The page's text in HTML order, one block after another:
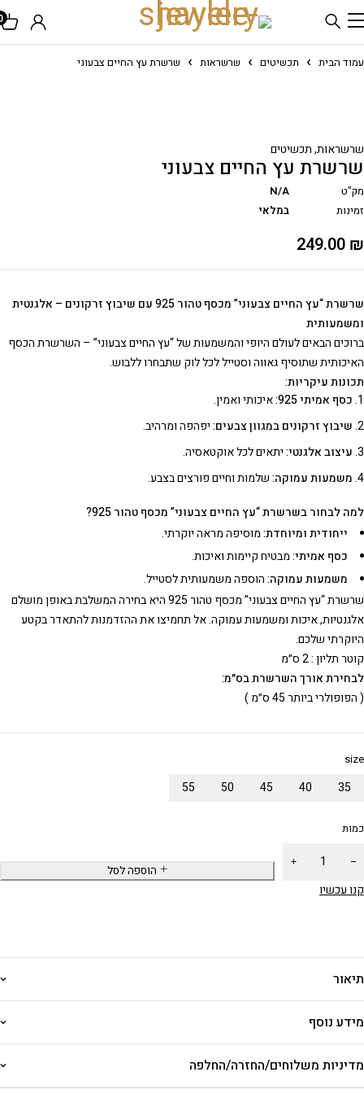
עמוד הבית תכשיטים שרשראות שרשרת עץ החיים צבעוני
שרשראות,תכשיטים
שרשרת עץ החיים צבעוני
מק"ט
N/A
זמינות
במלאי
249.00 ₪
שרשרת “עץ החיים צבעוני” מכסף טהור 925 עם שיבוץ זרקונים – אלגנטית
ומשמעותית
ברוכים הבאים לעולם היופי והמשמעות של “עץ החיים צבעוני” – השרשרת הכסף
האיכותית שתוסיף גאווה וסטייל לכל לוק שתבחרו ללבוש.
תכונות עיקריות:
כסף אמיתי 925:
איכותי ואמין.
שיבוץ זרקונים במגוון צבעים:יפהפה ומרהיב.
עיצוב אלגנטי:יתאים לכל אוקטאסיה.
משמעות עמוקה:שלמות וחיים פורצים בצבע.
למה לבחור בשרשרת “עץ החיים צבעוני” מכסף טהור 925?
ייחודית ומיוחדת:מוסיפה מראה יוקרתי.
כסף אמיתי:מבטיח קיימות ואיכות.
משמעות עמוקה:הוספה משמעותית לסטייל.
שרשרת “עץ החיים צבעוני” מכסף טהור 925 היא בחירה המשלבת באופן מושלם
אלגנטיות, איכות ומשמעות עמוקה. אל תחמיצו את ההזדמנות להתאדר בקטע
היוקרתי שלכם.
קוטר תליון : 2 ס״מ
לבחירת אורך השרשרת בס״מ:
( הפופולרי ביותר 45 ס״מ )
size
35
40
45
50
55
כמות
הוספה לסל
קנו עכשיו
תיאור
מידע נוסף
מדיניות משלוחים/החזרה/החלפה